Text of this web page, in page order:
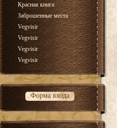
Красная книга
Заброшенные места
Vegvisir
Vegvisir
Vegvisir
Vegvisir
Форма входа